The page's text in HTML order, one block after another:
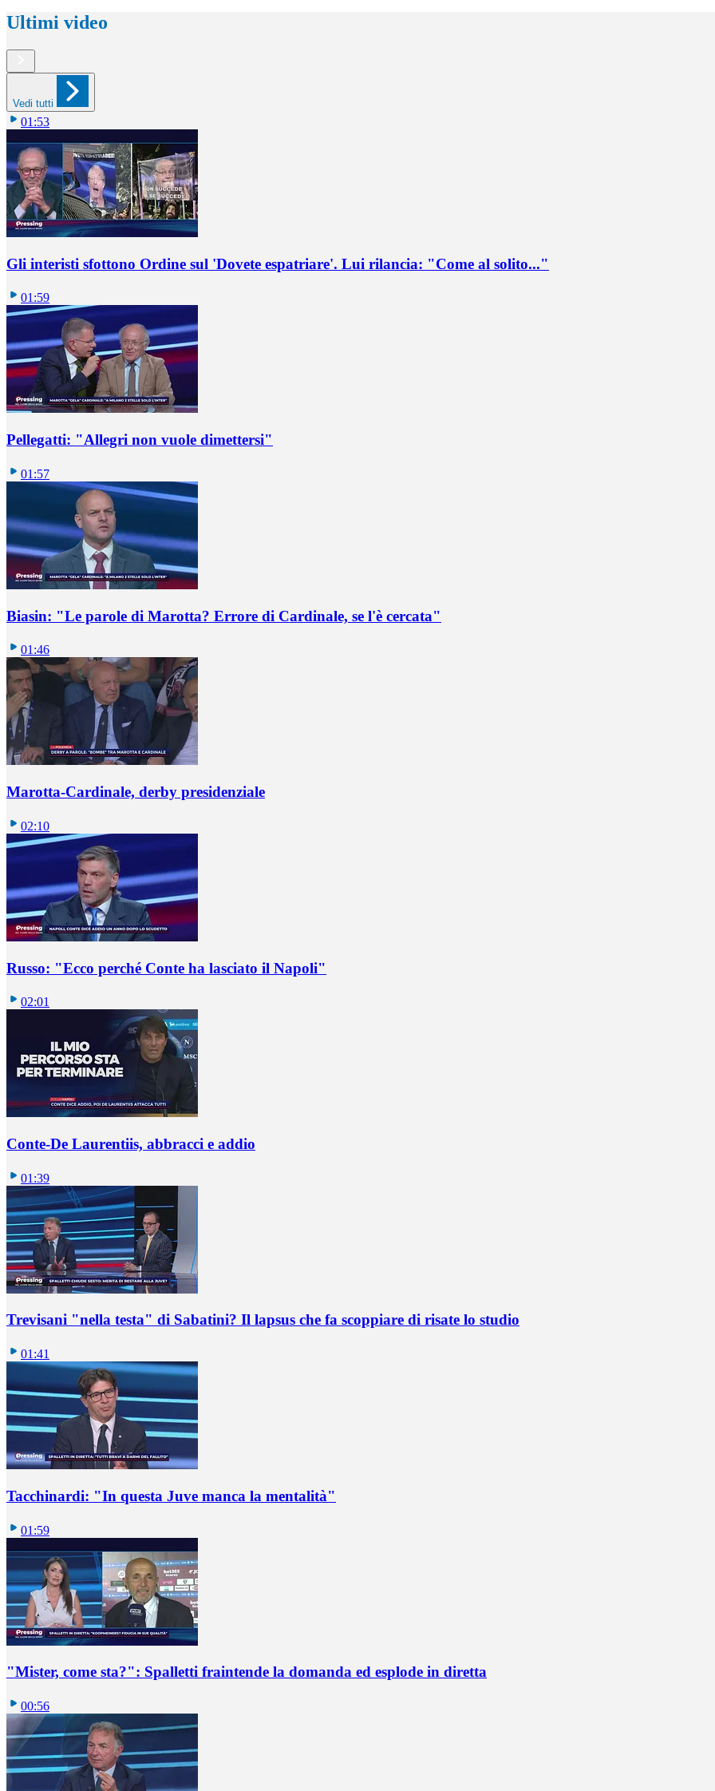
Ultimi video
Vedi tutti
01:53
Gli interisti sfottono Ordine sul 'Dovete espatriare'. Lui rilancia: "Come al solito..."
01:59
Pellegatti: "Allegri non vuole dimettersi"
01:57
Biasin: "Le parole di Marotta? Errore di Cardinale, se l'è cercata"
01:46
Marotta-Cardinale, derby presidenziale
02:10
Russo: "Ecco perché Conte ha lasciato il Napoli"
02:01
Conte-De Laurentiis, abbracci e addio
01:39
Trevisani "nella testa" di Sabatini? Il lapsus che fa scoppiare di risate lo studio
01:41
Tacchinardi: "In questa Juve manca la mentalità"
01:59
"Mister, come sta?": Spalletti fraintende la domanda ed esplode in diretta
00:56